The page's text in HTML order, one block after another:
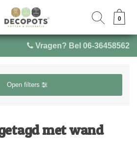
Vragen? Bel 06-36458562
0
0
Open filters
met wand